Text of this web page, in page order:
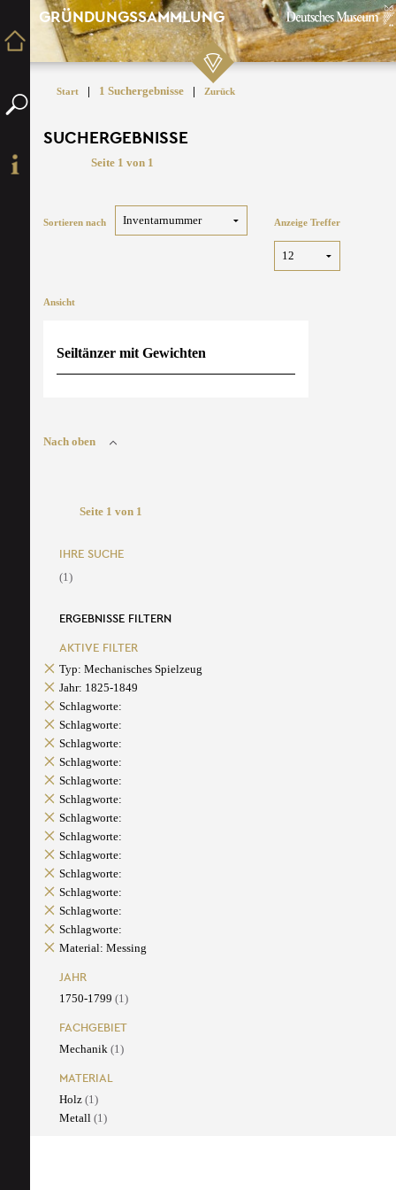
GRÜNDUNGSSAMMLUNG
Start | 1 Suchergebnisse | Zurück
SUCHERGEBNISSE
Seite 1 von 1
Sortieren nach Anzeige Treffer
Ansicht
Seiltänzer mit Gewichten
Nach oben
Seite 1 von 1
IHRE SUCHE
(1)
ERGEBNISSE FILTERN
AKTIVE FILTER
Typ: Mechanisches Spielzeug
Jahr: 1825-1849
Schlagworte:
Schlagworte:
Schlagworte:
Schlagworte:
Schlagworte:
Schlagworte:
Schlagworte:
Schlagworte:
Schlagworte:
Schlagworte:
Schlagworte:
Schlagworte:
Schlagworte:
Material: Messing
JAHR
1750-1799 (1)
FACHGEBIET
Mechanik (1)
MATERIAL
Holz (1)
Metall (1)